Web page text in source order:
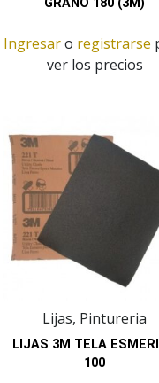
GRANO 180 (3M)
Ingresaro registrarse
ver los precios
Lijas, Pintureria
LIJAS 3M TELA
100